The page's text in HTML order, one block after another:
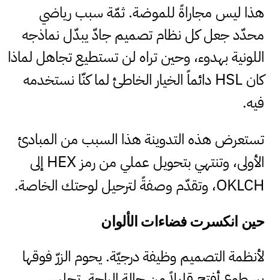
هذا ليس مجاراةً للموضة. ثمّة سبب رياضي
محدّد جعل كل نظام تصميم جادّ يبدّل نماذجه
اللونية بهدوء، وحين تراه لن تستطيع تجاهل لماذا
كانHSL دائماً الخيار الخاطئ لما كنّا نستخدمه
فيه.
تستعرض هذه التدوينة هذا السبب من المبادئ
الأولى، وتنتهي بتحويل عملي من رمز HEX إلى
OKLCH، وتقدّم وصفةً لترحيل لوحتك الخاصة.
#
حين انكسرت فضاءات الألوان
لأنظمة التصميم وظيفة درجيّة. يحوم الزرّ فوقها